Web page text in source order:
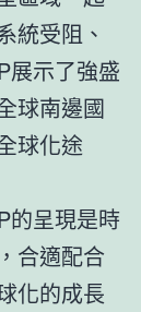
統受阻、
展示了強盛
球南邊國
球化途
的呈現是時
合適配合
化的成長